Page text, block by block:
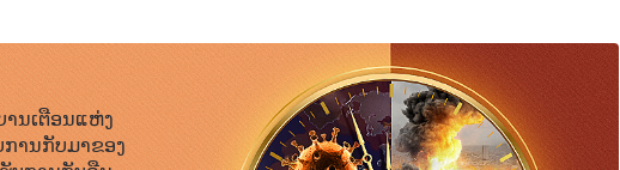
ກາຍເປັນຄົນເສື່ອມຊາມຈົນຮອດຂັ້ນຊົ່ວຮ້າຍ ແລະ ເກີດມີຕັນຫາທາງເພດ, ເຖິງ
ລ້ວນແລ້ວແຕ່ເປັນສິ່ງຊົ່ວຮ້າຍ ແລະ ຂາດຄວາມຊອບທໍາ; ທຸກສິ່ງແມ່ນສິ່ງທີ່
ມະນຸດຊາດ. ຫຼັງຈາກນັ້ນ ພຣະອົງກໍໄດ້ປະຕິບັດພາລະກິດຂອງພຣະອົງ ເພື່ອທໍາ
ຊາຍຂອງລາວທີ່ມີຊີວິດລອດ. ຄວາມຈິງແລ້ວ ບາງສິ່ງບາງຢ່າງກໍບໍ່ໄດ້ກ້າວໜ້າ ແລະ
ນຖາມວ່າ: “ໃນເມື່ອພຣະເຈົ້າຮູ້ວ່າ ເທວະທູດຈະທໍລະຍົດຕໍ່ພຣະອົງ ແລ້ວເປັນ
ນເຕືອນແຫ່ງ
ານກັບມາຂອງ